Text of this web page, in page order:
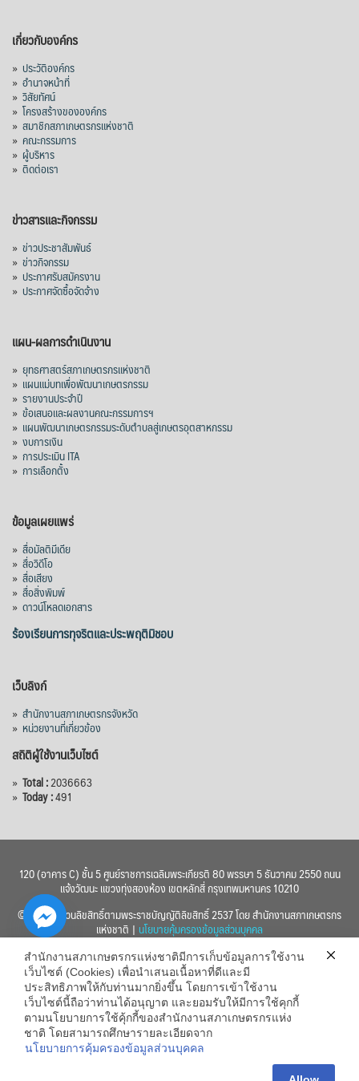
เกี่ยวกับองค์กร
» ประวัติองค์กร
» อำนาจหน้าที่
» วิสัยทัศน์
» โครงสร้างขององค์กร
» สมาชิกสภาเกษตรกรแห่งชาติ
» คณะกรรมการ
» ผู้บริหาร
» ติดต่อเรา
ข่าวสารและกิจกรรม
» ข่าวประชาสัมพันธ์
» ข่าวกิจกรรม
» ประกาศรับสมัครงาน
» ประกาศจัดซื้อจัดจ้าง
แผน-ผลการดำเนินงาน
» ยุทธศาสตร์สภาเกษตรกรแห่งชาติ
» แผนแม่บทเพื่อพัฒนาเกษตรกรรม
» รายงานประจำปี
» ข้อเสนอและผลงานคณะกรรมการฯ
» แผนพัฒนาเกษตรกรรมระดับตำบลสู่เกษตรอุตสาหกรรม
» งบการเงิน
» การประเมิน ITA
» การเลือกตั้ง
ข้อมูลเผยแพร่
» สื่อมัลติมีเดีย
» สื่อวิดีโอ
» สื่อเสียง
» สื่อสิ่งพิมพ์
» ดาวน์โหลดเอกสาร
ร้องเรียนการทุจริตและประพฤติมิชอบ
เว็บลิงก์
» สำนักงานสภาเกษตรกรจังหวัด
» หน่วยงานที่เกี่ยวข้อง
สถิติผู้ใช้งานเว็บไซต์
» Total :2036663
» Today :491
120 (อาคาร C) ชั้น 5 ศูนย์ราชการเฉลิมพระเกียรติ 80 พรรษา 5 ธันวาคม 2550 ถนน
แจ้งวัฒนะ แขวงทุ่งสองห้อง เขตหลักสี่ กรุงเทพมหานคร 10210
© 2560 สงวนลิขสิทธิ์ตามพระราชบัญญัติลิขสิทธิ์ 2537 โดย สำนักงานสภาเกษตรกร
แห่งชาติ | นโยบายคุ้มครองข้อมูลส่วนบุคคล
สำนักงานสภาเกษตรกรแห่งชาติมีการเก็บข้อมูลการใช้งาน
เว็บไซต์ (Cookies) เพื่อนำเสนอเนื้อหาที่ดีและมี
ประสิทธิภาพให้กับท่านมากยิ่งขึ้น โดยการเข้าใช้งาน
เว็บไซต์นี้ถือว่าท่านได้อนุญาต และยอมรับให้มีการใช้คุกกี้
ตามนโยบายการใช้คุ้กกี้ของสำนักงานสภาเกษตรกรแห่ง
ชาติ โดยสามารถศึกษารายละเอียดจาก
นโยบายการคุ้มครองข้อมูลส่วนบุคคล
Hide
chaty